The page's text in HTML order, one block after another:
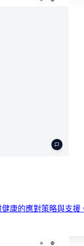
康的應對策略與支援